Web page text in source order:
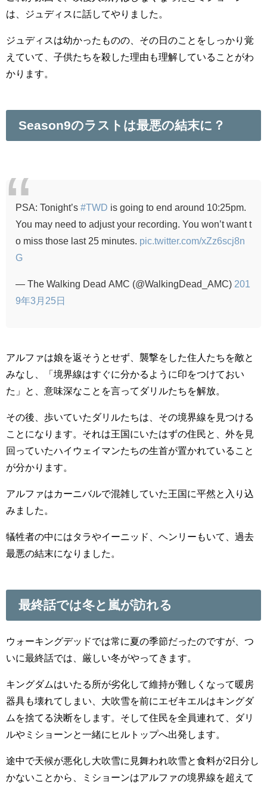
は、ジュディスに話してやりました。
ジュディスは幼かったものの、その日のことをしっかり覚
えていて、子供たちを殺した理由も理解していることがわ
かります。
Season9のラストは最悪の結末に？
PSA: Tonight’s #TWD is going to end around 10:25pm.
You may need to adjust your recording. You won’t want t
o miss those last 25 minutes. pic.twitter.com/xZz6scj8n
G
— The Walking Dead AMC (@WalkingDead_AMC) 201
9年3月25日
アルファは娘を返そうとせず、襲撃をした住人たちを敵と
みなし、「境界線はすぐに分かるように印をつけておい
た」と、意味深なことを言ってダリルたちを解放。
その後、歩いていたダリルたちは、その境界線を見つける
ことになります。それは王国にいたはずの住民と、外を見
回っていたハイウェイマンたちの生首が置かれていること
が分かります。
アルファはカーニバルで混雑していた王国に平然と入り込
みました。
犠牲者の中にはタラやイーニッド、ヘンリーもいて、過去
最悪の結末になりました。
最終話では冬と嵐が訪れる
ウォーキングデッドでは常に夏の季節だったのですが、つ
いに最終話では、厳しい冬がやってきます。
キングダムはいたる所が劣化して維持が難しくなって暖房
器具も壊れてしまい、大吹雪を前にエゼキエルはキングダ
ムを捨てる決断をします。そして住民を全員連れて、ダリ
ルやミショーンと一緒にヒルトップへ出発します。
途中で天候が悪化し大吹雪に見舞われ吹雪と食料が2日分し
かないことから、ミショーンはアルファの境界線を超えて